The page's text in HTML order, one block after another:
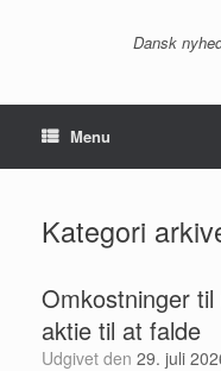
Dansk
Menu
Kategori
Omkostninger
aktie til at falde
Udgivet den 29. juli